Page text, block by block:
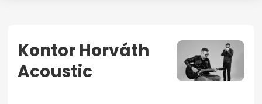
Kontor Horváth
Acoustic